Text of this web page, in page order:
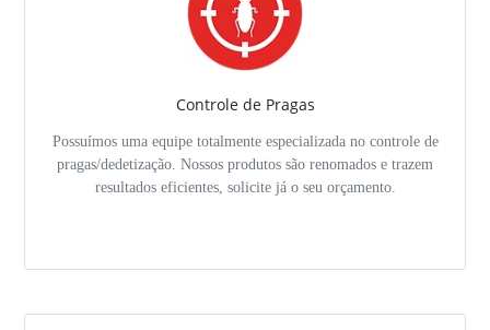
Controle de Pragas
Possuímos uma equipe totalmente especializada no controle de
pragas/dedetização. Nossos produtos são renomados e trazem
resultados eficientes, solicite já o seu orçamento.